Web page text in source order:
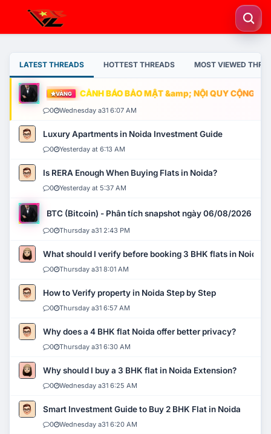
LATEST THREADS HOTTEST THREADS MOST VIEWED
VÀNG CẢNH BÁO BẢO MẬT &amp; NỘI QUY CỘNG
0 Wednesday a31 6:07 AM
Luxury Apartments in Noida Investment Guide
0 Yesterday at 6:13 AM
Is RERA Enough When Buying Flats in Noida?
0 Yesterday at 5:37 AM
BTC (Bitcoin) - Phân tích snapshot ngày 06/08/2026
0 Thursday a31 2:43 PM
What should I verify before booking 3 BHK flats in Noida?
0 Thursday a31 8:01 AM
How to Verify property in Noida Step by Step
0 Thursday a31 6:57 AM
Why does a 4 BHK flat Noida offer better privacy?
0 Thursday a31 6:30 AM
Why should I buy a 3 BHK flat in Noida Extension?
0 Wednesday a31 6:25 AM
Smart Investment Guide to Buy 2 BHK Flat in Noida
0 Wednesday a31 6:20 AM